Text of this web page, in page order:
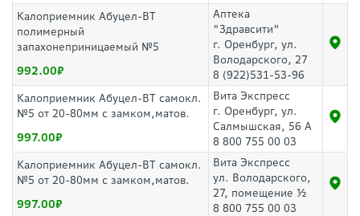
Калоприемник Абуцел-ВТ
полимерный
запахонеприницаемый №5
992.00
Аптека
"Здравсити"
г. Оренбург, ул.
Володарского, 27
8 (922)531-53-96
Калоприемник Абуцел-ВТ самокл.
№5 от 20-80мм с замком,матов.
997.00
Вита Экспресс
г. Оренбург, ул.
Салмышская, 56 А
8 800 755 00 03
Калоприемник Абуцел-ВТ самокл.
№5 от 20-80мм с замком,матов.
997.00
Вита Экспресс
ул. Володарского,
27, помещение ½
8 800 755 00 03